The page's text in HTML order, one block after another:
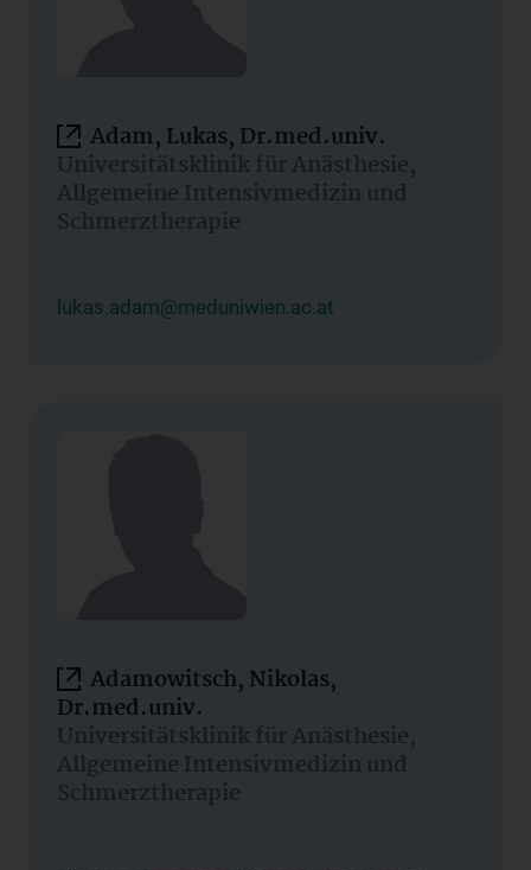
Adam, Lukas, Dr.med.univ.
Universitätsklinik für Anästhesie,
Allgemeine Intensivmedizin und
Schmerztherapie
lukas.adam@meduniwien.ac.at
Adamowitsch, Nikolas,
Dr.med.univ.
Universitätsklinik für Anästhesie,
Allgemeine Intensivmedizin und
Schmerztherapie